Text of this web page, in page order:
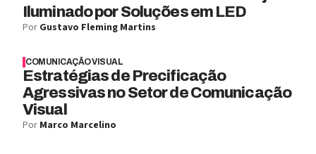
Iluminado por Soluções em LED
Por Gustavo Fleming Martins
COMUNICAÇÃO VISUAL
Estratégias de Precificação
Agressivas no Setor de Comunicação
Visual
Por Marco Marcelino